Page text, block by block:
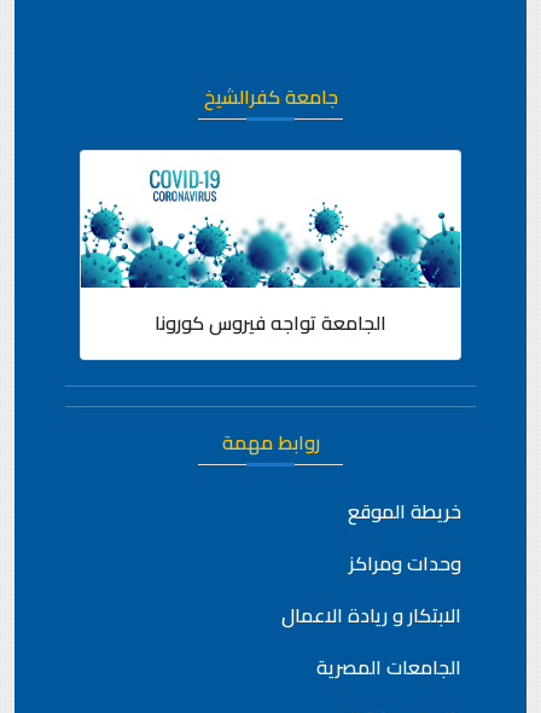
جامعة كفرالشيخ
الجامعة تواجه فيروس كورونا
روابط مهمة
خريطة الموقع
وحدات ومراكز
الابتكار و ريادة الاعمال
الجامعات المصرية